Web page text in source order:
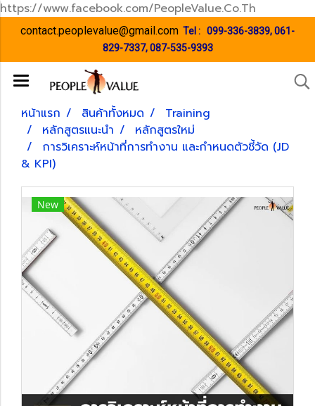
https://www.facebook.com/PeopleValue.Co.Th
contact.peoplevalue@gmail.com Tel : 099-336-3839,061-
829-7337,087-535-9393
หน้าแรก สินค้าทั้งหมด
Training
หลักสูตรแนะนำ
หลักสูตรใหม่
การวิเคราะห์หน้าที่การทำงาน และกำหนดตัวชี้วัด (JD
& KPI)
New